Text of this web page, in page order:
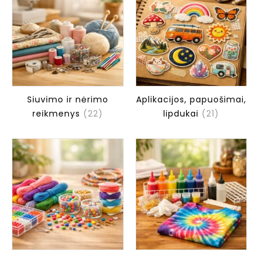
Siuvimo ir nėrimo
reikmenys (22)
Aplikacijos, papuošimai,
lipdukai (21)